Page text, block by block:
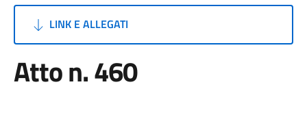
LINK E ALLEGATI
Atto n. 460